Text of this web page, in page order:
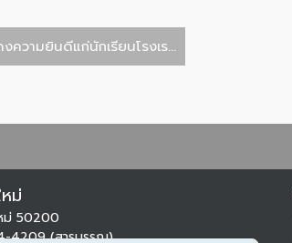
วามยินดีแก่นักเรียนโรงเร...
ม่
ม่ 50200
4209 (สารบรรณ)